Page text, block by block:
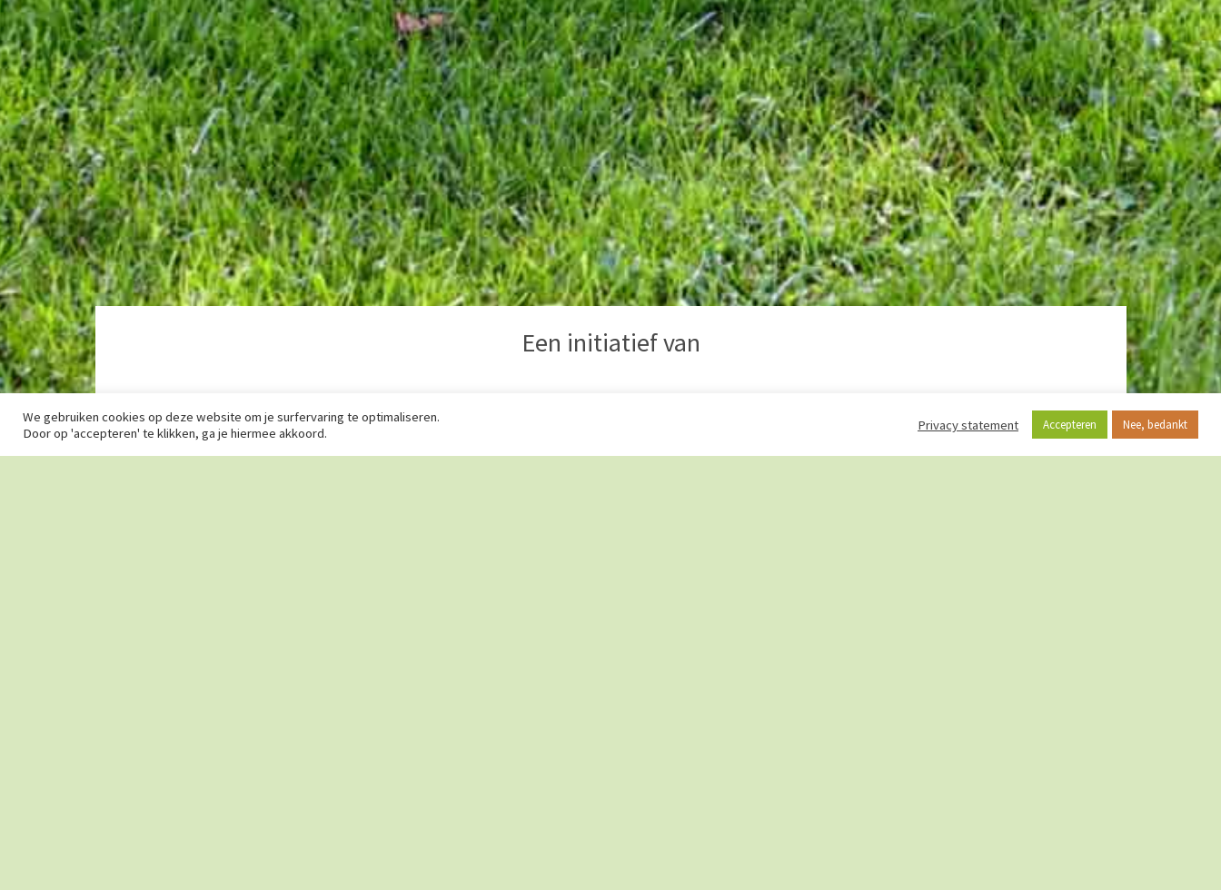
Een initiatief van
OVER CURIEUZENEUZEN
Bij CurieuzeNeuzen geloven we volop in de kracht van
grootschalige burgerwetenschap, waarbij duizenden
burgers hun steentje bijdragen in een groot
onderzoeksproject. De hulp van vele burgers laat toe
om onopgeloste wetenschappelijke problemen alsnog
te “kraken”.
© 2026 · Curieuzeneuzen · Algemene voorwaarden CurieuzeNeuzen in English
We gebruiken cookies op deze website om je surfervaring te optimaliseren.
Door op 'accepteren' te klikken, ga je hiermee akkoord.
Privacy statement Accepteren Nee, bedankt